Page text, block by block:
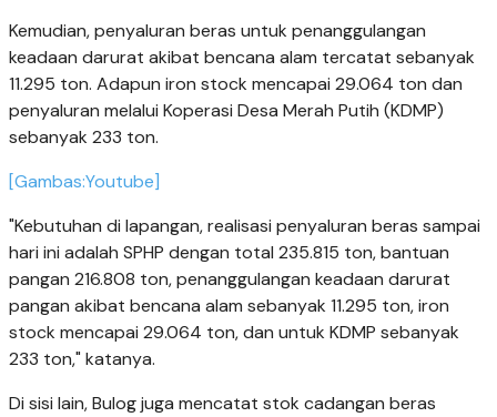
Kemudian, penyaluran beras untuk penanggulangan
keadaan darurat akibat bencana alam tercatat sebanyak
11.295 ton. Adapun iron stock mencapai 29.064 ton dan
penyaluran melalui Koperasi Desa Merah Putih (KDMP)
sebanyak 233 ton.
[Gambas:Youtube]
"Kebutuhan di lapangan, realisasi penyaluran beras sampai
hari ini adalah SPHP dengan total 235.815 ton, bantuan
pangan 216.808 ton, penanggulangan keadaan darurat
pangan akibat bencana alam sebanyak 11.295 ton, iron
stock mencapai 29.064 ton, dan untuk KDMP sebanyak
233 ton," katanya.
Di sisi lain, Bulog juga mencatat stok cadangan beras